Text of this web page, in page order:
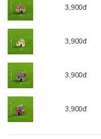
3,900đ
3,900đ
3,900đ
3,900đ